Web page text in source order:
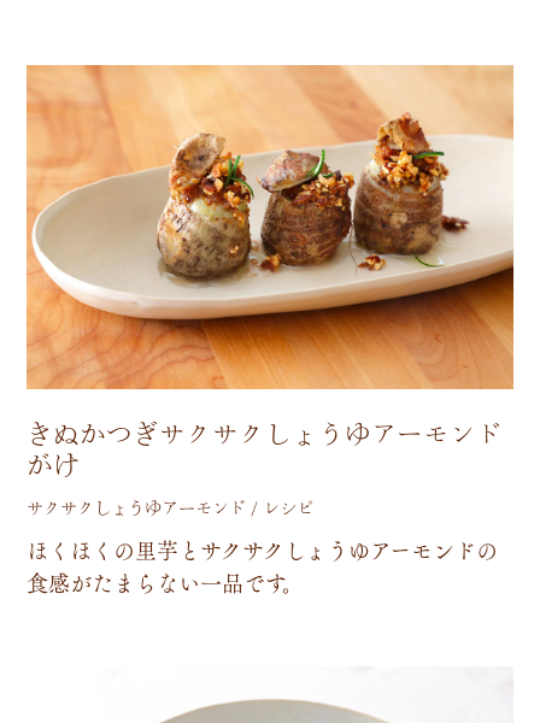
きぬかつぎサクサクしょうゆアーモンド
がけ
サクサクしょうゆアーモンド / レシピ
ほ く ほ く の里芋 と サクサク し ょ う ゆアーモ ン ドの
食感がた ま ら な い一品です。